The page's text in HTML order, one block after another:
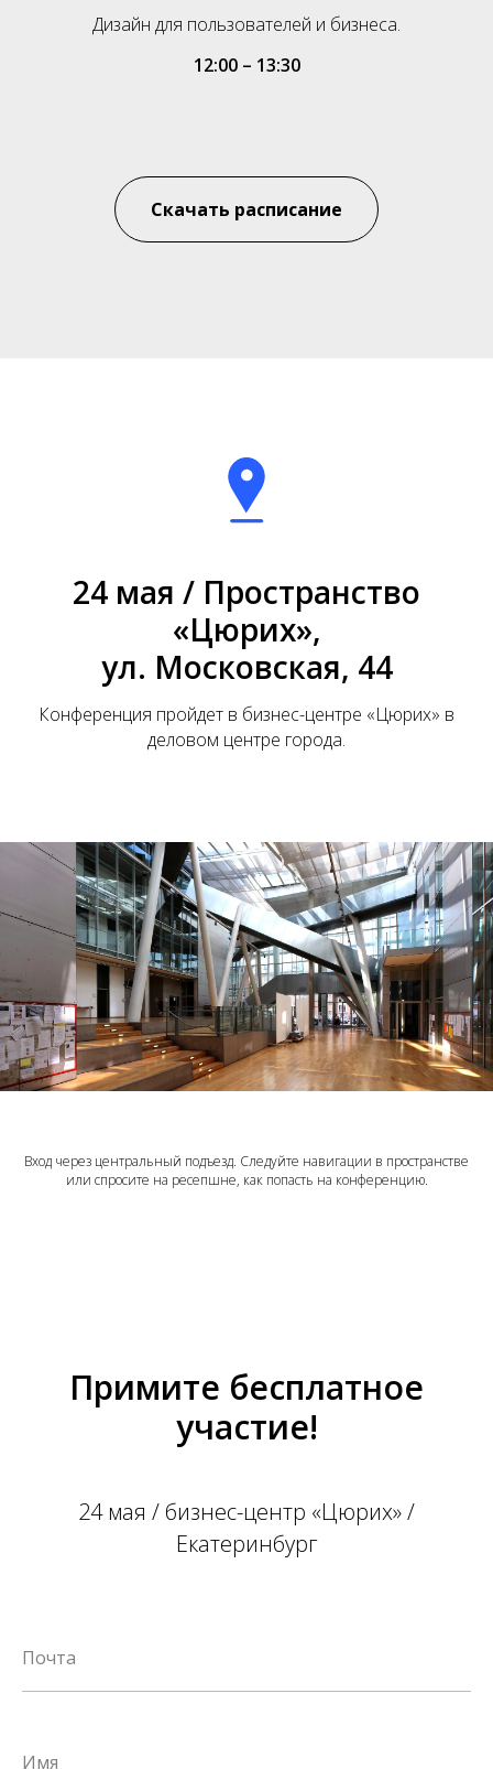
Дизайн для пользователей и бизнеса.
12:00 – 13:30
Скачать расписание
24 мая / Пространство
«Цюрих»,
ул. Московская, 44
Конференция пройдет в бизнес-центре «Цюрих» в
деловом центре города.
Вход через центральный подъезд. Следуйте навигации в пространстве
или спросите на ресепшне, как попасть на конференцию.
Примите бесплатное
участие!
24 мая / бизнес-центр «Цюрих» /
Екатеринбург